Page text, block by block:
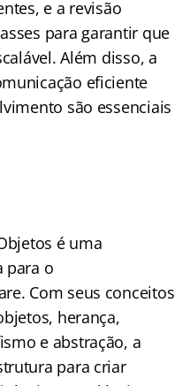
e a revisão
para garantir que
Além disso, a
eficiente
são essenciais
é uma
para o
Com seus conceitos
herança,
e abstração, a
para criar